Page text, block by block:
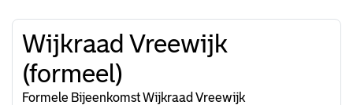
Wijkraad Vreewijk
(formeel)
Formele Bijeenkomst Wijkraad Vreewijk